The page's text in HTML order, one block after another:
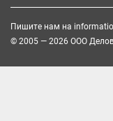
Пишите нам на
© 2005 — 2026 ООО